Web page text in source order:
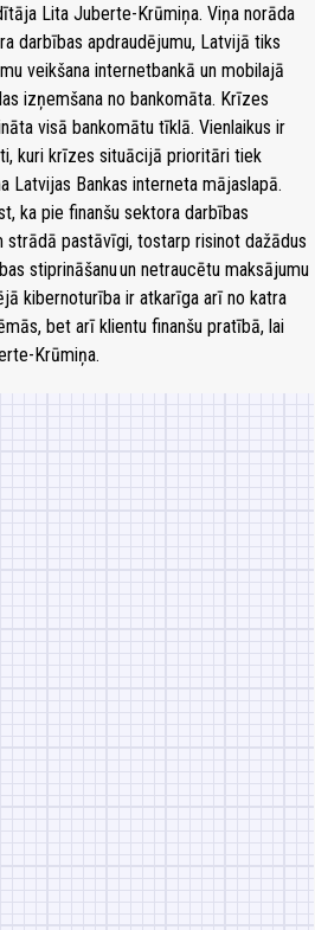
Lita Juberte-Krūmiņa. Viņa norāda
darbības apdraudējumu, Latvijā tiks
veikšana internetbankā un mobilajā
izņemšana no bankomāta. Krīzes
visā bankomātu tīklā. Vienlaikus ir
kuri krīzes situācijā prioritāri tiek
Latvijas Bankas interneta mājaslapā.
ka pie finanšu sektora darbības
strādā pastāvīgi, tostarp risinot dažādus
stiprināšanu un netraucētu maksājumu
kibernoturība ir atkarīga arī no katra
bet arī klientu finanšu pratībā, lai
Krūmiņa.